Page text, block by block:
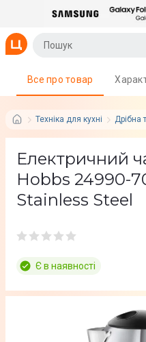
Техніка для кухні Дрібна
Все про товар
Електричний
Hobbs 24990-
Stainless Steel
Є в наявності